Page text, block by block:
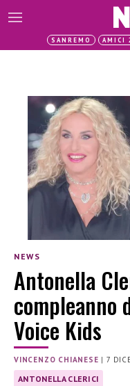
SANREMO AMICI
NEWS
Antonella
compleanno
Voice Kids
VINCENZO CHIANESE |7
ANTONELLA CLERICI